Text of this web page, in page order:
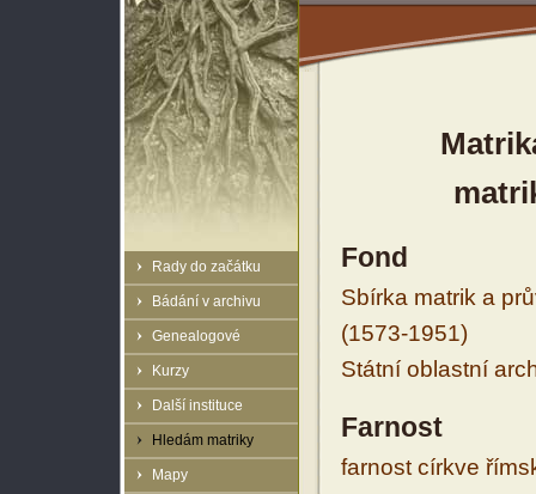
Rady do začátku
Bádání v archivu
Genealogové
Kurzy
Další instituce
Hledám matriky
Mapy
Fond
Sbírka matrik a
(1573-1951)
Státní oblastní
Farnost
farnost církve